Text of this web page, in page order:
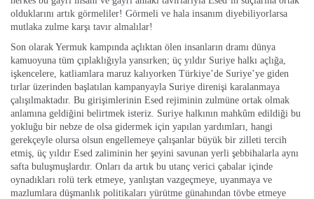
olduklarını artık görmeliler! Görmeli ve hala insanım diyebiliyorlarsa
mutlaka zulme karşı tavır almalılar!
Son olarak Yermuk kampında açlıktan ölen insanların dramı dünya
kamuoyuna tüm çıplaklığıyla yansırken; üç yıldır Suriye halkı açlığa,
işkencelere, katliamlara maruz kalıyorken Türkiye’de Suriye’ye giden
tırlar üzerinden başlatılan kampanyayla Suriye direnişi karalanmaya
çalışılmaktadır. Bu girişimlerinin Esed rejiminin zulmüne ortak olmak
anlamına geldiğini belirtmek isteriz. Suriye halkının mahkûm edildiği bu
yokluğu bir nebze de olsa gidermek için yapılan yardımları, hangi
gerekçeyle olursa olsun engellemeye çalışanlar büyük bir zilleti tercih
etmiş, üç yıldır Esed zaliminin her şeyini savunan yerli şebbihalarla aynı
safta buluşmuşlardır. Onları da artık bu utanç verici çabalar içinde
oynadıkları rolü terk etmeye, yanlıştan vazgeçmeye, uyanmaya ve
mazlumlara düşmanlık politikaları yürütme günahından tövbe etmeye